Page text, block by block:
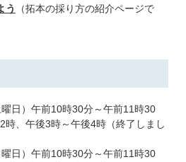
う
（拓本の採り方の紹介ページで
日）午前10時30分～午前11時30
時、午後3時～午後4時（終了しまし
日）午前10時30分～午前11時30